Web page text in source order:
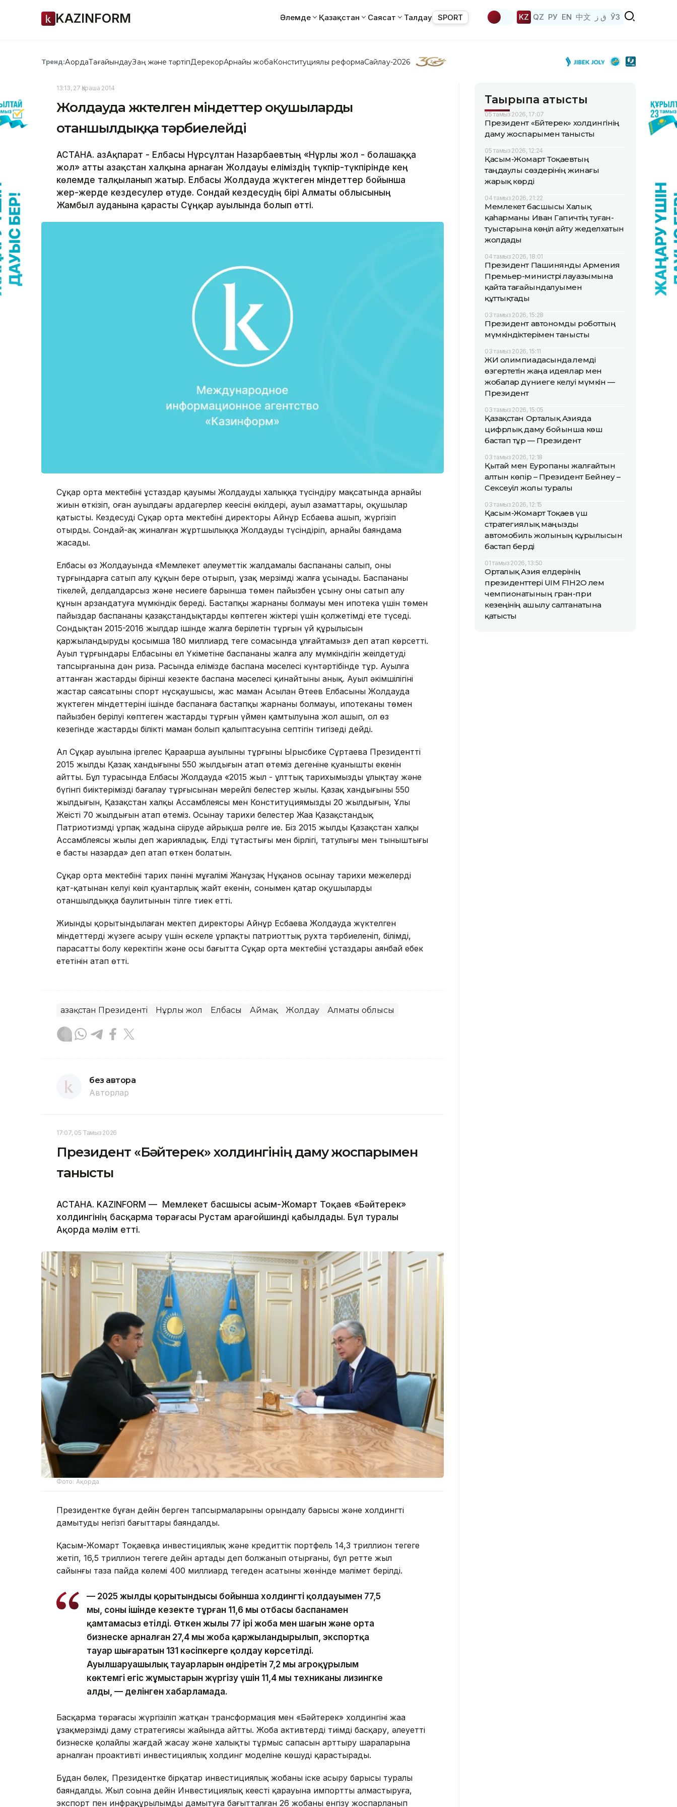
KAZINFORM Әлемде Қазақстан Саясат Талдау SPORT KZ QZ РУ EN 中文 ق ز ЎЗ
Тренд:АқордаТағайындауЗаң және тәртіпДерекқорАрнайы жобаКонституциялық реформаСайлау-2026
13:13, 27 Қараша 2014
Жолдауда жүктелген міндеттер оқушыларды
отаншылдыққа тәрбиелейді
АСТАНА. ҚазАқпарат - Елбасы Нұрсұлтан Назарбаевтың «Нұрлы жол - болашаққа
жол» атты Қазақстан халқына арнаған Жолдауы еліміздің түкпір-түкпірінде кең
көлемде талқыланып жатыр. Елбасы Жолдауда жүктеген міндеттер бойынша
жер-жерде кездесулер өтуде. Сондай кездесудің бірі Алматы облысының
Жамбыл ауданына қарасты Сұңқар ауылында болып өтті.
Сұңқар орта мектебінің ұстаздар қауымы Жолдауды халыққа түсіндіру мақсатында арнайы
жиын өткізіп, оған ауылдағы ардагерлер кеңесінің өкілдері, ауыл азаматтары, оқушылар
қатысты. Кездесуді Сұңқар орта мектебінің директоры Айнұр Есбаева ашып, жүргізіп
отырды. Сондай-ақ жиналған жұртшылыққа Жолдауды түсіндіріп, арнайы баяндама
жасады.
Елбасы өз Жолдауында «Мемлекет әлеуметтік жалдамалы баспананы салып, оны
тұрғындарға сатып алу құқын бере отырып, ұзақ мерзімді жалға ұсынады. Баспананы
тікелей, делдалдарсыз және несиеге барынша төмен пайызбен ұсыну оның сатып алу
құнын арзандатуға мүмкіндік береді. Бастапқы жарнаның болмауы мен ипотека үшін төмен
пайыздар баспананы қазақстандықтардың көптеген жіктері үшін қолжетімді ете түседі.
Сондықтан 2015-2016 жылдар ішінде жалға берілетін тұрғын үй құрылысын
қаржыландыруды қосымша 180 миллиард теңге сомасында ұлғайтамыз» деп атап көрсетті.
Ауыл тұрғындары Елбасының ел Үкіметіне баспананы жалға алу мүмкіндігін жеңілдетуді
тапсырғанына дән риза. Расында елімізде баспана мәселесі күнтәртібінде тұр. Ауылға
аттанған жастарды бірінші кезекте баспана мәселесі қинайтыны анық. Ауыл әкімшілігінің
жастар саясатының спорт нұсқаушысы, жас маман Асылан Әтеев Елбасының Жолдауда
жүктеген міндеттерінің ішінде баспанаға бастапқы жарнаның болмауы, ипотеканың төмен
пайызбен берілуі көптеген жастардың тұрғын үймен қамтылуына жол ашып, ол өз
кезегінде жастардың білікті маман болып қалыптасуына септігін тигізеді дейді.
Ал Сұңқар ауылына іргелес Қараарша ауылы­ның тұрғыны Ырысбике Сұртаева Президенттің
2015 жылды Қазақ хандығының 550 жылдығын атап өтеміз дегеніне қуанышты екенін
айтты. Бұл турасында Елбасы Жолдауда «2015 жыл - ұлттық тарихымызды ұлықтау және
бүгінгі биіктерімізді бағалау тұрғысынан мерейлі белестер жылы. Қазақ хандығының 550
жылдығын, Қазақстан халқы Ассамблеясы мен Конституциямыздың 20 жылдығын, Ұлы
Жеңістің 70 жылдығын атап өтеміз. Осынау тарихи белестер Жаңа Қазақстандық
Патриотизмді ұрпақ жадына сіңіруде айрықша рөлге ие. Біз 2015 жылды Қазақстан халқы
Ассамблеясы жылы деп жарияладық. Елдің тұтастығы мен бірлігі, татулығы мен тыныштығы
ең басты назарда» деп атап өткен болатын.
Сұңқар орта мектебінің тарих пәнінің мұғалімі Жанұзақ Нұқанов осынау тарихи межелердің
қат-қатынан келуі көңіл қуантарлық жайт екенін, сонымен қатар оқушыларды
отаншылдыққа баулитынын тілге тиек етті.
Жиынды қорытындылаған мектеп директоры Айнұр Есбаева Жолдауда жүктелген
міндеттерді жүзеге асыру үшін өскелең ұрпақтың патриоттық рухта тәрбиеленіп, білімді,
парасатты болу керектігін және осы бағытта Сұңқар орта мектебінің ұстаздары аянбай еңбек
ететінін атап өтті.
Қазақстан Президенті Нұрлы жол Елбасы Аймақ Жолдау Алматы облысы
без автора
Авторлар
17:07, 05 Тамыз 2026
Президент «Бәйтерек» холдингінің даму жоспарымен
танысты
АСТАНА. KAZINFORM — Мемлекет басшысы Қасым-Жомарт Тоқаев «Бәйтерек»
холдингінің басқарма төрағасы Рустам Қарағойшинді қабылдады. Бұл туралы
Ақорда мәлім етті.
Фото: Ақорда
Президентке бұған дейін берген тапсырмаларының орындалу барысы және холдингті
дамытудың негізгі бағыттары баяндалды.
Қасым-Жомарт Тоқаевқа инвестициялық және кредиттік портфель 14,3 триллион теңгеге
жетіп, 16,5 триллион теңгеге дейін артады деп болжанып отырғаны, бұл ретте жыл
сайынғы таза пайда көлемі 400 миллиард теңгеден асатыны жөнінде мәлімет берілді.
— 2025 жылдың қорытындысы бойынша холдингтің қолдауымен 77,5
мың, соның ішінде кезекте тұрған 11,6 мың отбасы баспанамен
қамтамасыз етілді. Өткен жылы 77 ірі жоба мен шағын және орта
бизнеске арналған 27,4 мың жоба қаржыландырылып, экспортқа
тауар шығаратын 131 кәсіпкерге қолдау көрсетілді.
Ауылшаруашылық тауарларын өндіретін 7,2 мың агроқұрылым
көктемгі егіс жұмыстарын жүргізу үшін 11,4 мың техниканы лизингке
алды, — делінген хабарламада.
Басқарма төрағасы жүргізіліп жатқан трансформация мен «Бәйтерек» холдингінің жаңа
ұзақмерзімді даму стратегиясы жайында айтты. Жоба активтерді тиімді басқару, әлеуетті
бизнеске қолайлы жағдай жасау және халықтың тұрмыс сапасын арттыру шараларына
арналған проактивті инвестициялық холдинг моделіне көшуді қарастырады.
Бұдан бөлек, Президентке бірқатар инвестициялық жобаны іске асыру барысы туралы
баяндалды. Жыл соңына дейін Инвестициялық кеңестің қарауына импортты алмастыруға,
экспорт пен инфрақұрылымды дамытуға бағытталған 26 жобаны енгізу жоспарланып
Тақырыпқа қатысты
05 тамыз 2026, 17:07
Президент «Бәйтерек» холдингінің
даму жоспарымен танысты
05 тамыз 2026, 12:24
Қасым-Жомарт Тоқаевтың
таңдаулы сөздерінің жинағы
жарық көрді
04 тамыз 2026, 21:22
Мемлекет басшысы Халық
қаһарманы Иван Гапичтің туған-
туыстарына көңіл айту жеделхатын
жолдады
04 тамыз 2026, 18:01
Президент Пашинянды Армения
Премьер-министрі лауазымына
қайта тағайындалуымен
құттықтады
03 тамыз 2026, 15:28
Президент автономды роботтың
мүмкіндіктерімен танысты
03 тамыз 2026, 15:11
ЖИ олимпиадасында әлемді
өзгертетін жаңа идеялар мен
жобалар дүниеге келуі мүмкін —
Президент
03 тамыз 2026, 15:05
Қазақстан Орталық Азияда
цифрлық даму бойынша көш
бастап тұр — Президент
03 тамыз 2026, 12:18
Қытай мен Еуропаны жалғайтын
алтын көпір – Президент Бейнеу –
Сексеуіл жолы туралы
03 тамыз 2026, 12:15
Қасым-Жомарт Тоқаев үш
стратегиялық маңызды
автомобиль жолының құрылысын
бастап берді
01 тамыз 2026, 13:50
Орталық Азия елдерінің
президенттері UIM F1H2O әлем
чемпионатының гран-при
кезеңінің ашылу салтанатына
қатысты